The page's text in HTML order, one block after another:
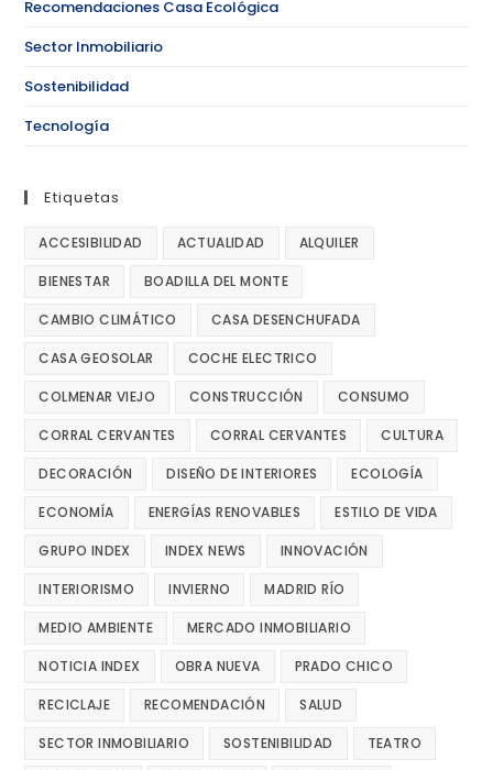
Recomendaciones Casa Ecológica
Sector Inmobiliario
Sostenibilidad
Tecnología
Etiquetas
ACCESIBILIDAD ACTUALIDAD ALQUILER
BIENESTAR BOADILLA DEL MONTE
CAMBIO CLIMÁTICO CASA DESENCHUFADA
CASA GEOSOLAR COCHE ELECTRICO
COLMENAR VIEJO CONSTRUCCIÓN CONSUMO
CORRAL CERVANTES CORRAL CERVANTES CULTURA
DECORACIÓN DISEÑO DE INTERIORES ECOLOGÍA
ECONOMÍA ENERGÍAS RENOVABLES ESTILO DE VIDA
GRUPO INDEX INDEX NEWS INNOVACIÓN
INTERIORISMO INVIERNO MADRID RÍO
MEDIO AMBIENTE MERCADO INMOBILIARIO
NOTICIA INDEX OBRA NUEVA PRADO CHICO
RECICLAJE RECOMENDACIÓN SALUD
SECTOR INMOBILIARIO SOSTENIBILIDAD TEATRO